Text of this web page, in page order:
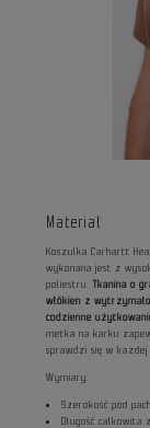
Materiał
Koszulka Carhartt
wykonana jest z
poliestru.Tkanina o
włókien z
codzienne
metka na karku
sprawdzi się w każdej
Wymiary:
Szerokość pod
Długość całkowita